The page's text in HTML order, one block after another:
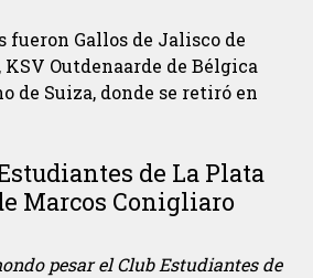
fueron Gallos de Jalisco de
KSV Outdenaarde de Bélgica
de Suiza, donde se retiró en
de La Plata
Marcos Conigliaro
pesar el Club Estudiantes de